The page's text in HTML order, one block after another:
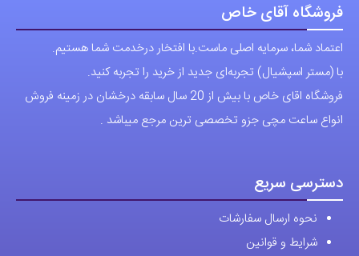
فروشگاه آقای خاص
اعتماد شما، سرمایه اصلی ماست.با افتخار درخدمت شما هستیم.
با (مستر اسپشیال) تجربه‌ای جدید از خرید را تجربه کنید.
فروشگاه اقای خاص با بیش از 20 سال سابقه درخشان در زمینه فروش
انواع ساعت مچی جزو تخصصی ترین مرجع میباشد .
دسترسی سریع
نحوه ارسال سفارشات
شرایط و قوانین